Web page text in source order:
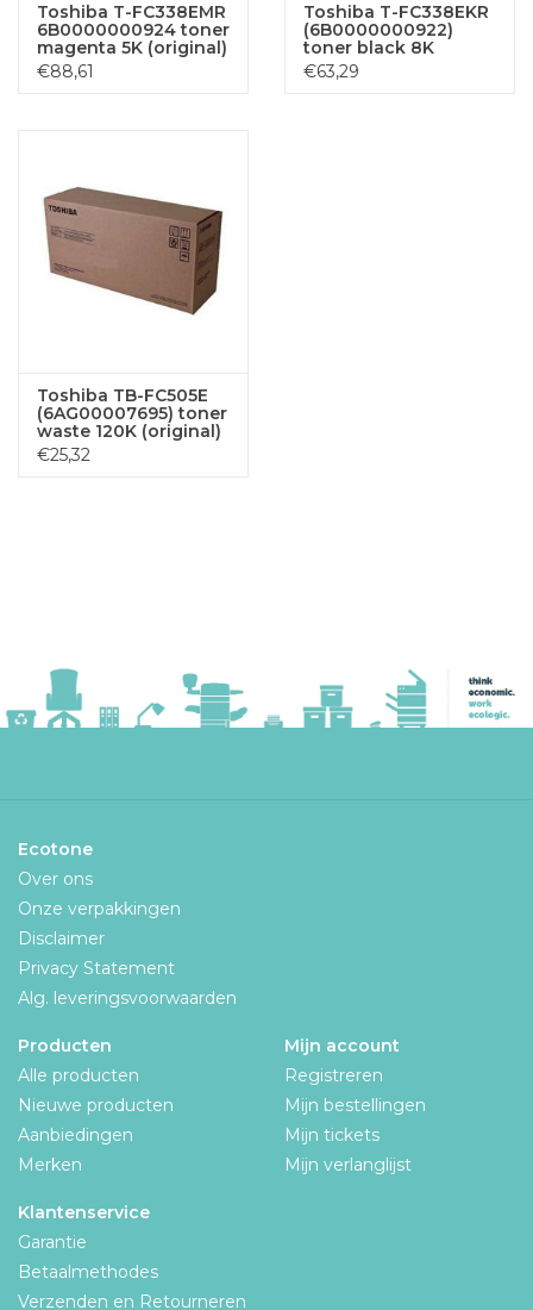
Toshiba T-FC338EMR
6B0000000924 toner
magenta 5K (original)
€88,61
Toshiba T-FC338EKR
(6B0000000922)
toner black 8K
(original)
€63,29
Toshiba TB-FC505E
(6AG00007695) toner
waste 120K (original)
€25,32
Ecotone
Over ons
Onze verpakkingen
Disclaimer
Privacy Statement
Alg. leveringsvoorwaarden
Producten
Alle producten
Nieuwe producten
Aanbiedingen
Merken
Mijn account
Registreren
Mijn bestellingen
Mijn tickets
Mijn verlanglijst
Klantenservice
Garantie
Betaalmethodes
Verzenden en Retourneren